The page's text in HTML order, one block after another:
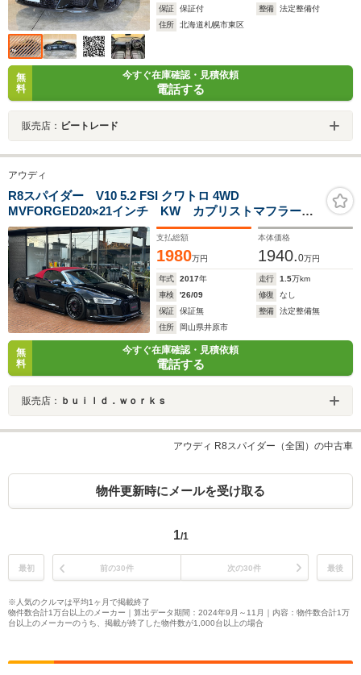
保証
保証付 整備
法定整備付
住所
北海道札幌市東区
無
料
今すぐ在庫確認・見積依頼
電話する
販売店： ビートレード
アウディ
R8スパイダー V10 5.2 FSI クワトロ 4WD
MVFORGED20×21インチ KW カプリストマフラー
Maxtonエアロ REBTECH ECUチューン HI-MOHSボ
ディコート
支払総額
1980万円
本体価格
1940.0万円
年式 2017年 走行 1.5万km
車検
'26/09 修復
なし
保証
保証無 整備
法定整備無
住所
岡山県井原市
無
料
今すぐ在庫確認・見積依頼
電話する
販売店： ｂｕｉｌｄ．ｗｏｒｋｓ
アウディ R8スパイダー（全国）の中古車
物件更新時にメールを受け取る
1/1
最初 前の30件 次の30件 最後
※人気のクルマは平均1ヶ月で掲載終了
物件数合計1万台以上のメーカー｜算出データ期間：2024年9月～11月｜内容：物件数合計1万
台以上のメーカーのうち、掲載が終了した物件数が1,000台以上の場合